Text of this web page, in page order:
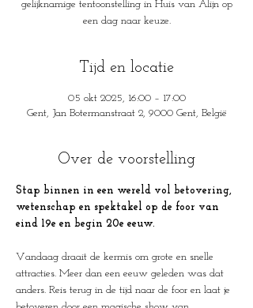
gelijknamige tentoonstelling in Huis van Alijn op
een dag naar keuze.
Tijd en locatie
05 okt 2025, 16:00 – 17:00
Gent, Jan Botermanstraat 2, 9000 Gent, België
Over de voorstelling
Stap binnen in een wereld vol betovering,
wetenschap en spektakel op de foor van
eind 19e en begin 20e eeuw.
Vandaag draait de kermis om grote en snelle
attracties. Meer dan een eeuw geleden was dat
anders. Reis terug in de tijd naar de foor en laat je